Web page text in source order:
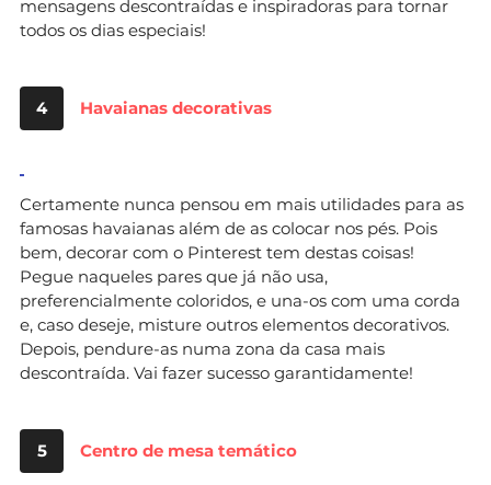
mensagens descontraídas e inspiradoras para tornar
todos os dias especiais!
4 Havaianas decorativas
Certamente nunca pensou em mais utilidades para as
famosas havaianas além de as colocar nos pés. Pois
bem, decorar com o Pinterest tem destas coisas!
Pegue naqueles pares que já não usa,
preferencialmente coloridos, e una-os com uma corda
e, caso deseje, misture outros elementos decorativos.
Depois, pendure-as numa zona da casa mais
descontraída. Vai fazer sucesso garantidamente!
5 Centro de mesa temático